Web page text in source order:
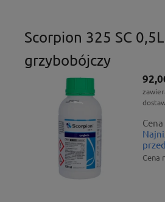
Scorpion 325 SC
grzybobójczy
Cena